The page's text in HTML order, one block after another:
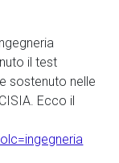
il test
sostenuto nelle
Ecco il